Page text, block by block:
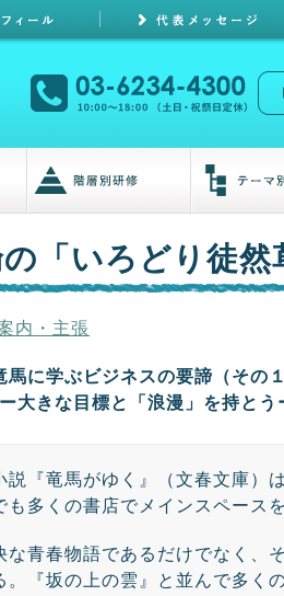
「いろどり徒然
内・主張
馬に学ぶビジネスの要諦（その１
ー大きな目標と「浪漫」を持とう
説『竜馬がゆく』（文春文庫）
も多くの書店でメインスペース
な青春物語であるだけでなく、
。『坂の上の雲』と並んで多く